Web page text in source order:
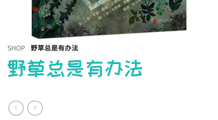
SHOP 野草总是有办法
野草总是有办法